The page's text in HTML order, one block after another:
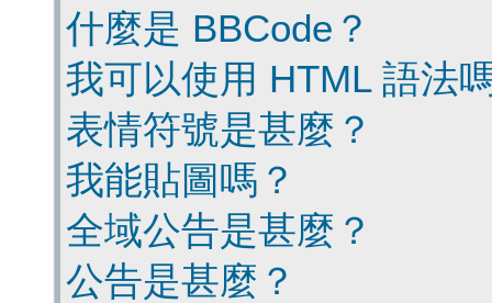
什麼是 BBCode？
我可以使用 HTML 語法
表情符號是甚麼？
我能貼圖嗎？
全域公告是甚麼？
公告是甚麼？